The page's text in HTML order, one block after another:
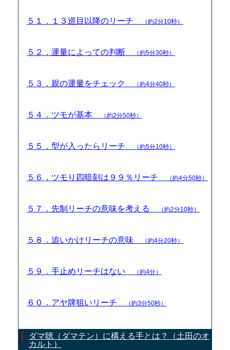
５１．１３巡目以降のリーチ （約2分10秒）
５２．運量によっての判断 （約5分30秒）
５３．親の運量をチェック （約4分40秒）
５４．ツモが基本 （約2分50秒）
５５．型が入ったらリーチ （約5分10秒）
５６．ツモり四暗刻は９９％リーチ （約4分50秒）
５７．先制リーチの意味を考える （約2分10秒）
５８．追いかけリーチの意味 （約4分20秒）
５９．手止めリーチはない （約4分）
６０．アヤ牌狙いリーチ （約3分50秒）
ダマ聴（ダマテン）に構える手とは？（土田のオ
カルト）